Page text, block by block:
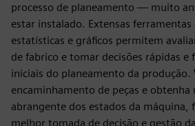
processo de planeamento — muito
estar instalado. Extensas ferramentas
estatísticas e gráficos permitem
de fabrico e tomar decisões rápidas e
iniciais do planeamento da produção.
encaminhamento de peças e obtenha
abrangente dos estados da máquina,
melhor tomada de decisão e gestão